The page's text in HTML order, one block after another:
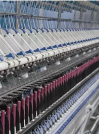
toisissa. Kun tätä
nousee ja
poistuu kompressorista,
100 %. Tämä
ei voida välttää. Se
avulla.